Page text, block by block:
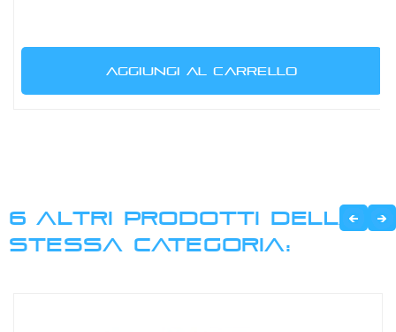
AGGIUNGI AL CARRELLO
6 ALTRI PRODOTTI DELLA
STESSA CATEGORIA: